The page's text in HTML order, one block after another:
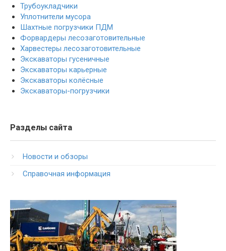
Трубоукладчики
Уплотнители мусора
Шахтные погрузчики ПДМ
Форвардеры лесозаготовительные
Харвестеры лесозаготовительные
Экскаваторы гусеничные
Экскаваторы карьерные
Экскаваторы колёсные
Экскаваторы-погрузчики
Разделы сайта
Новости и обзоры
Справочная информация